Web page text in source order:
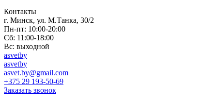
Контакты
г. Минск, ул. М.Танка, 30/2
Пн-пт: 10:00-20:00
Сб: 11:00-18:00
Вс: выходной
asvetby
asvetby
asvet.by@gmail.com
+375 29 193-50-69
Заказать звонок